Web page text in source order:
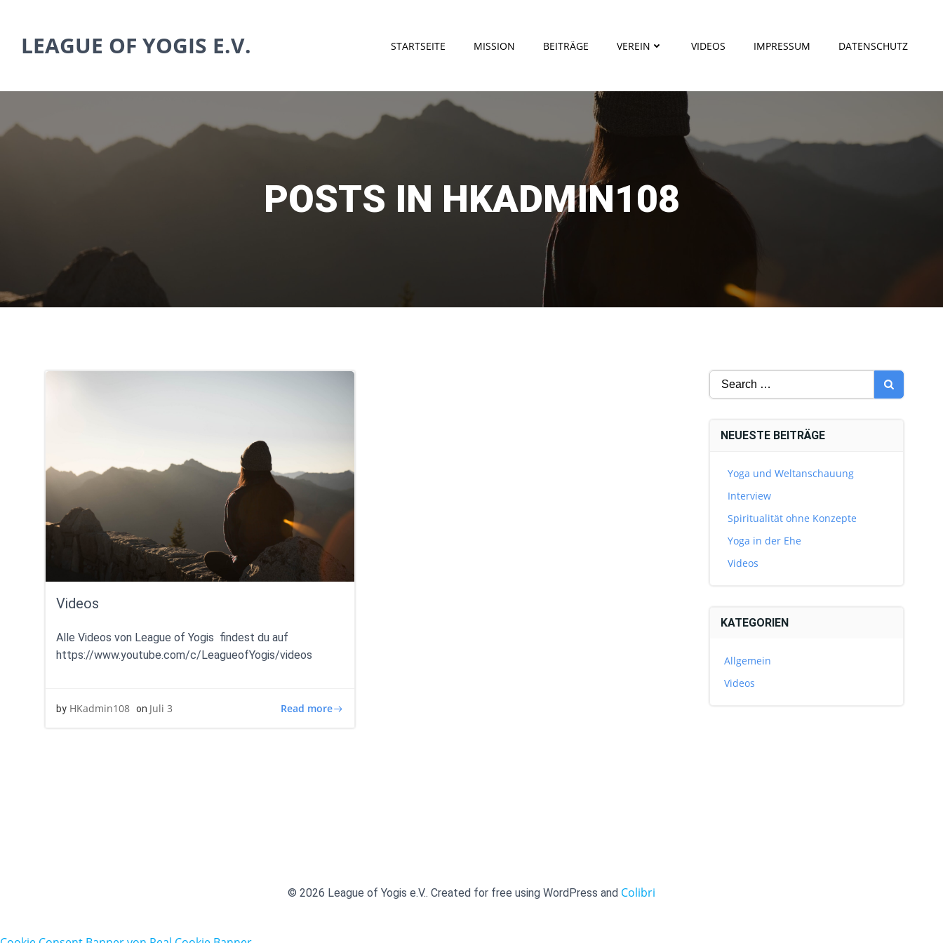
springenLEAGUE OF YOGIS E.V. STARTSEITE MISSION BEITRÄGE VEREIN VIDEOS IMPRESSUM DATENSCHUTZ
POSTS IN HKADMIN108
Videos
Alle Videos von League of Yogis findest du auf
https://www.youtube.com/c/LeagueofYogis/videos
by HKadmin108 on Juli 3 Read more
Search
for:
NEUESTE BEITRÄGE
Yoga und Weltanschauung
Interview
Spiritualität ohne Konzepte
Yoga in der Ehe
Videos
KATEGORIEN
Allgemein
Videos
© 2026 League of Yogis e.V.. Created for free using WordPress and Colibri